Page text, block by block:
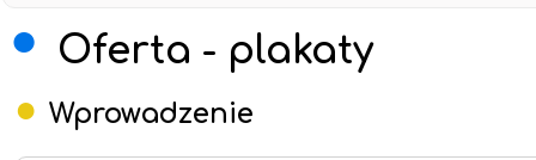
Oferta - plakaty
Wprowadzenie